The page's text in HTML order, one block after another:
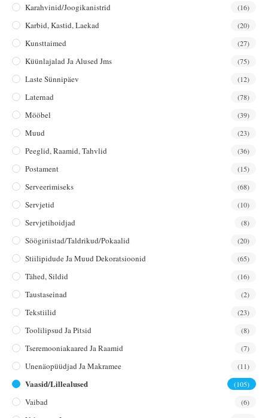
Karahvinid/joogikanistrid (16)
Karbid, Kastid, Laekad (20)
Kunsttaimed (27)
Küünlajalad Ja Alused Jms (75)
Laste Sünnipäev (12)
Laternad (78)
Mööbel (39)
Muud (23)
Peeglid, Raamid, Tahvlid (36)
Postament (15)
Serveerimiseks (68)
Servjetid (10)
Servjetihoidjad (8)
Söögiriistad/taldrikud/pokaalid (20)
Stiilipidude Ja Muud Dekoratsioonid (65)
Tähed, Sildid (16)
Taustaseinad (2)
Tekstiilid (23)
Toolilipsud Ja Pitsid (8)
Tseremooniakaared Ja Raamid (7)
Unenäopüüdjad Ja Makramee (11)
Vaasid/lillealused (105)
Vaibad (6)